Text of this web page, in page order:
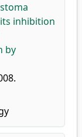
inhibition
by